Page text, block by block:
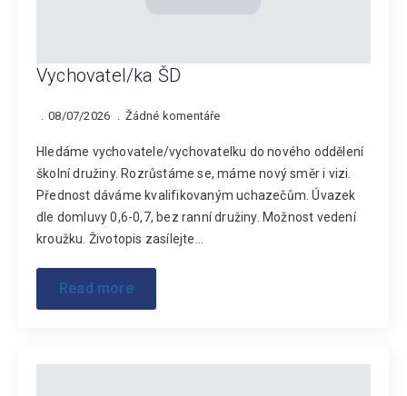
Vychovatel/ka ŠD
08/07/2026 Žádné komentáře
Hledáme vychovatele/vychovatelku do nového oddělení
školní družiny. Rozrůstáme se, máme nový směr i vizi.
Přednost dáváme kvalifikovaným uchazečům. Úvazek
dle domluvy 0,6-0,7, bez ranní družiny. Možnost vedení
kroužku. Životopis zasílejte…
Read more